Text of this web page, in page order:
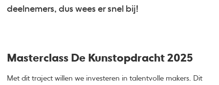
deelnemers, dus wees er snel bij!
Masterclass De Kunstopdracht 2025
Met dit traject willen we investeren in talentvolle makers. Dit